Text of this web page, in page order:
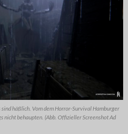
häßlich. Vom dem Horror-Survival Hamburger
nicht behaupten. (Abb. Offizieller Screenshot Ad